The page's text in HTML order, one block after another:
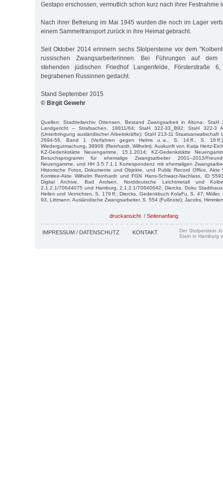
Gestapo erschossen, vermutlich schon kurz nach ihrer Festnahme
Nach ihrer Befreiung im Mai 1945 wurden die noch im Lager
einem Sammeltransport zurück in ihre Heimat gebracht.
Seit Oktober 2014 erinnern sechs Stolpersteine vor dem
russischen Zwangsarbeiterinnen. Bei Führungen auf dem
stehenden jüdischen Friedhof Langenfelde, Försterstraße
begrabenen Russinnen gedacht.
Stand September 2015
© Birgit Gewehr
Quellen: Stadtteilarchiv Ottensen, Bestand Zwangsarbeit in Altona; StaH
Landgericht – Strafsachen, 18811/64; StaH 322-33_B92; StaH 322-3
(Unterbringung ausländischer Arbeitskräfte); StaH 213-11 Staatsanwaltschaft
2694-56, Band 1 (Verfahren gegen Helms u. a., S. 14 ff., S. 16
Wiedergutmachung, 38908 (Reinhardt, Wilhelm); Auskunft von Katja Hertz-
KZ-Gedenkstätte Neuengamme, 15.1.2014; KZ-Gedenkstätte
Besuchsprogramm für ehemalige Zwangsarbeiter 2001–2013/
Neuengamme, und HH 3.5.7.1.1 Korrespondenz mit ehemaligen
Historische Fotos, Dokumente und Objekte, und Public Record Office,
Komitee-Akte Wilhelm Reinhardt und FGN Hans-Schwarz-Nachlass, ID
Digital Archive, Bad Arolsen, Norddeutsche Leichtmetall und
2.1.2.1/70644075 und Hamburg, 2.1.2.1/70640642; Diercks, Doku
Heilen und Vernichten, S. 179 ff.; Diercks, Gedenkbuch KolaFu, S. 47;
93, Littmann, Ausländische Zwangsarbeiter, S. 554 (Fußnote); Jacobs,
druckansicht / Seitenanfang
IMPRESSUM / DATENSCHUTZ KONTAKT
Der Stolperstein
Stein in Hamburg